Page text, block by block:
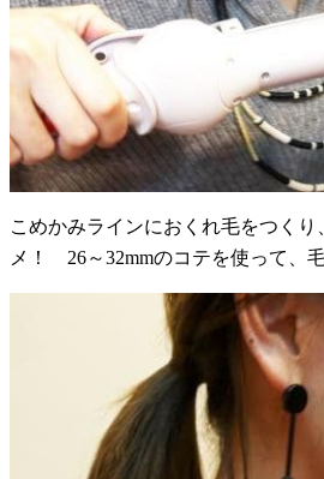
こめかみラインにおくれ毛をつく
メ！ 26～32mmのコテを使って、